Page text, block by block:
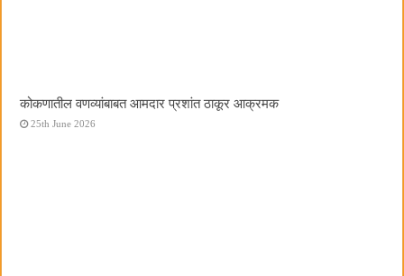
कोकणातील वणव्यांबाबत आमदार प्रशांत ठाकूर आक्रमक
25th June 2026